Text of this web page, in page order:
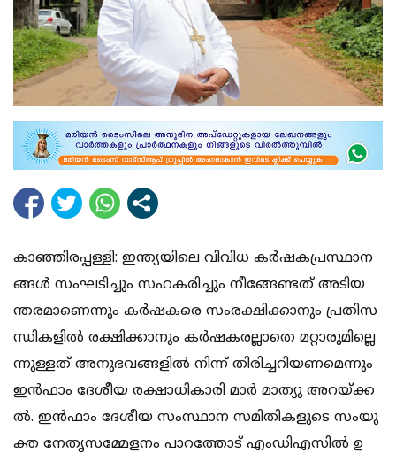
കാ​​ഞ്ഞി​​ര​​പ്പ​​ള്ളി: ഇ​​ന്ത്യ​​യി​​ലെ വി​​വി​​ധ ക​​ർ​​ഷ​​ക​​പ്ര​​സ്ഥാ​​ന​​
ങ്ങ​​ൾ സം​​ഘ​​ടി​​ച്ചും സ​​ഹ​​ക​​രി​​ച്ചും നീ​​ങ്ങേ​​ണ്ട​​ത് അ​​ടി​​യ​​
ന്ത​​ര​​മാ​​ണെ​​ന്നും ക​​ർ​​ഷ​​ക​​രെ സം​​ര​​ക്ഷി​​ക്കാ​​നും പ്ര​​തി​​സ​​
ന്ധി​​ക​​ളി​​ൽ ര​​ക്ഷി​​ക്കാ​​നും ക​​ർ​​ഷ​​ക​​ര​​ല്ലാ​​തെ മ​​റ്റാ​​രു​​മി​​ല്ലെ​​
ന്നു​​ള്ള​​ത് അ​​നു​​ഭ​​വ​​ങ്ങ​​ളി​​ൽ നി​​ന്ന് തി​​രി​​ച്ച​​റി​​യ​​ണ​​മെ​​ന്നും
ഇ​​ൻ​​ഫാം ദേ​​ശീ​​യ ര​​ക്ഷാ​​ധി​​കാ​​രി മാ​​ർ മാ​​ത്യു അ​​റ​​യ്ക്ക​​
ൽ. ഇ​​ൻ​​ഫാം ദേ​​ശീ​​യ സം​​സ്ഥാ​​ന സ​​മി​​തി​​ക​​ളു​​ടെ സം​​യു​​
ക്ത നേ​​തൃ​​സ​​മ്മേ​​ള​​നം പാ​​റ​​ത്തോ​​ട് എം​​ഡി​​എ​​സി​​ൽ ഉ​​